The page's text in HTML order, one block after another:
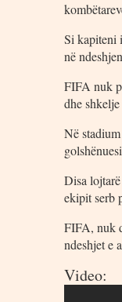
Si kapiteni
në
FIFA nuk
dhe
Në
Disa
ekipit serb
FIFA, nuk
ndeshjet e
Video: